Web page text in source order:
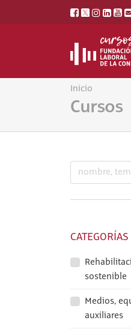
Inicio
Cursos
CATEGORÍAS
sostenible
Medios,
auxiliares